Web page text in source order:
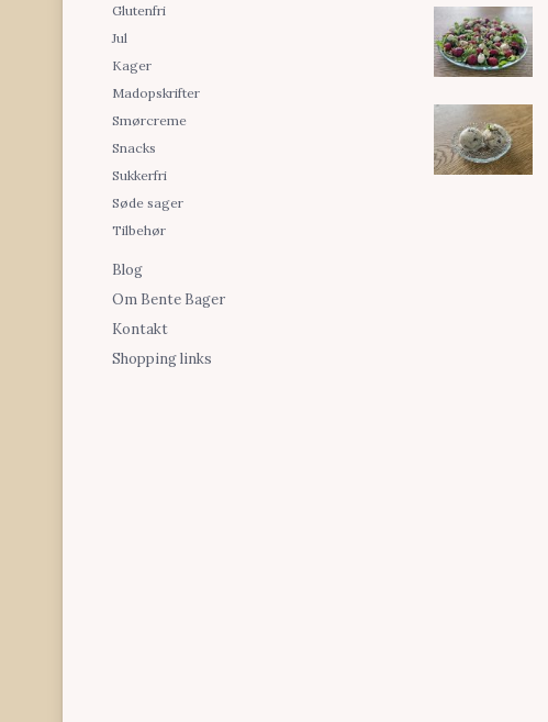
Glutenfri
Jul
Kager
Madopskrifter
Smørcreme
Snacks
Sukkerfri
Søde sager
Tilbehør
Blog
Om Bente Bager
Kontakt
Shopping links